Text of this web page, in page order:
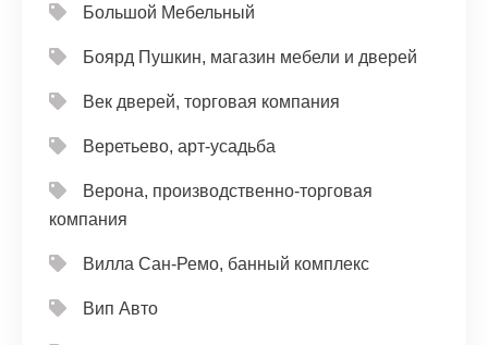
Большой Мебельный
Боярд Пушкин, магазин мебели и дверей
Век дверей, торговая компания
Веретьево, арт-усадьба
Верона, производственно-торговая
компания
Вилла Сан-Ремо, банный комплекс
Вип Авто